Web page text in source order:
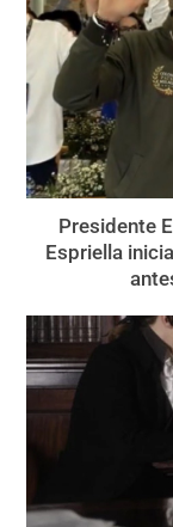
Presidente
Espriella